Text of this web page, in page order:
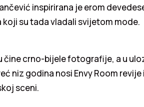
inspirirana je erom
koji su tada vladali svijetom mode.
čine crno-bijele fotografije, a u
niz godina nosi Envy Room
sceni.